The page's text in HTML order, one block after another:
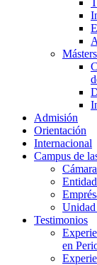
Admisión
Orientación
Internacional
Campus de
Unidad
Testimonios
en